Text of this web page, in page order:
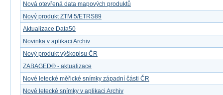
Nová otevřená data mapových produktů
Nový produkt ZTM 5/ETRS89
Aktualizace Data50
Novinka v aplikaci Archiv
Nový produkt výškopisu ČR
ZABAGED® - aktualizace
Nové letecké měřické snímky západní části ČR
Nové letecké snímky v aplikaci Archiv